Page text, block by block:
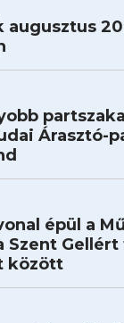
augusztus
Árasztó-
épül a
Szent Gellért
között